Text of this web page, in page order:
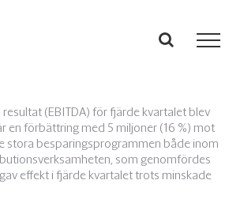
(EBITDA) för fjärde kvartalet blev
en förbättring med 5 miljoner (16 %) mot
stora besparingsprogrammen både inom
som genomfördes
effekt i fjärde kvartalet trots minskade